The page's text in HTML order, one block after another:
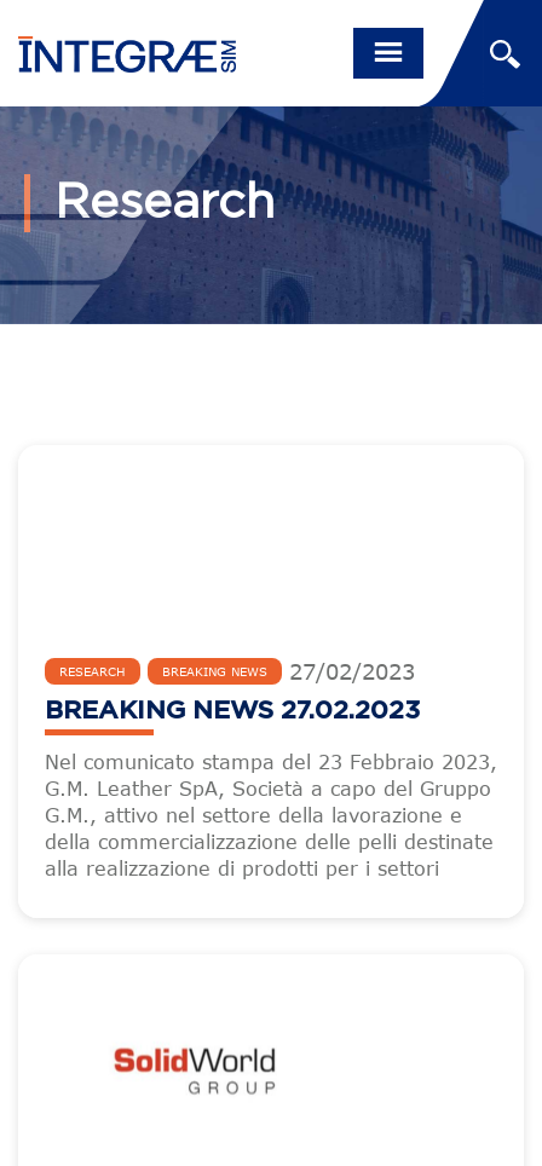
Research
RESEARCH BREAKING NEWS 27/02/2023
BREAKING NEWS 27.02.2023
Nel comunicato stampa del 23 Febbraio 2023,
G.M. Leather SpA, Società a capo del Gruppo
G.M., attivo nel settore della lavorazione e
della commercializzazione delle pelli destinate
alla realizzazione di prodotti per i settori